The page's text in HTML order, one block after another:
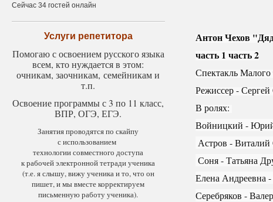
Антон Чехов
часть 1 часть 2
Спектакль Малого
Режиссер - Сергей
В ролях:
Войницкий -
Астров -
Соня - Татьяна
Елена Андреевна
Серебряков -
Сейчас 34 гостей онлайн
Услуги репетитора
Помогаю с освоением русского языка
всем, кто нуждается в этом:
очникам, заочникам, семейникам и
т.п.
Освоение программы с 3 по 11 класс,
ВПР, ОГЭ, ЕГЭ.
Занятия проводятся по скайпу
с использованием
технологии совместного доступа
к рабочей электронной тетради ученика
(т.е. я слышу, вижу ученика и то, что он
пишет, и мы вместе корректируем
письменную работу ученика).